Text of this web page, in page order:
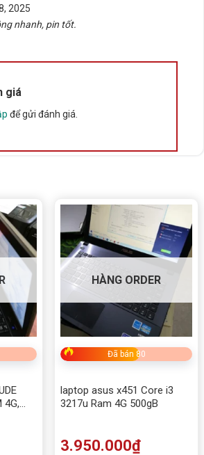
Trung Quốc
2025
nhanh, pin tốt.
giá
để gửi đánh giá.
4G,
HÀNG ORDER
Đã bán 80
laptop asus x451 Core i3
3217u Ram 4G 500gB
3.950.000₫